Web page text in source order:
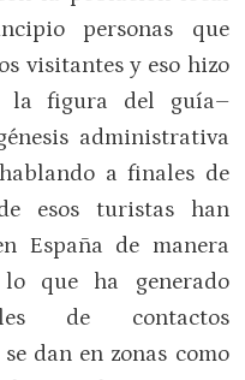
personas que
visitantes y eso hizo
la figura del guía–
administrativa
a finales de
esos turistas han
España de manera
que ha generado
de contactos
dan en zonas como